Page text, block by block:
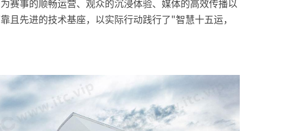
赛事的顺畅运营、观众的沉浸体验、媒体的高效传播以
且先进的技术基座，以实际行动践行了"智慧十五运，